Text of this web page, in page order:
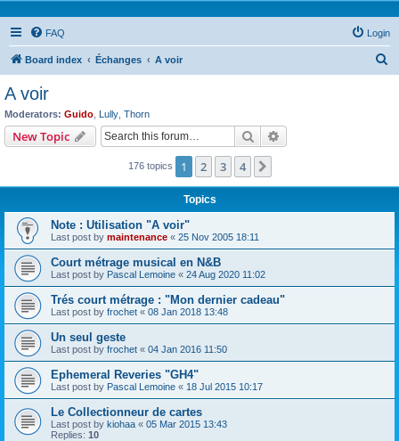
FAQ Login
Board index Échanges A voir
A voir
Moderators: Guido Lully Thorn
New Topic Search
176 topics 1 2 3 4
Topics
Note : Utilisation "A voir"
Last post by maintenance « 25 Nov 2005 18:11
Court métrage musical en N&B
Last post by Pascal Lemoine « 24 Aug 2020 11:02
Trés court métrage : "Mon dernier cadeau"
Last post by frochet « 08 Jan 2018 13:48
Un seul geste
Last post by frochet « 04 Jan 2016 11:50
Ephemeral Reveries "GH4"
Last post by Pascal Lemoine « 18 Jul 2015 10:17
Le Collectionneur de cartes
Last post by kiohaa « 05 Mar 2015 13:43
Replies: 10